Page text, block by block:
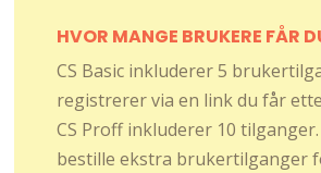
HVOR MANGE BRUKERE FÅR
CS Basic inkluderer 5
registrerer via en link du får
CS Proff inkluderer 10
bestille ekstra brukertilganger